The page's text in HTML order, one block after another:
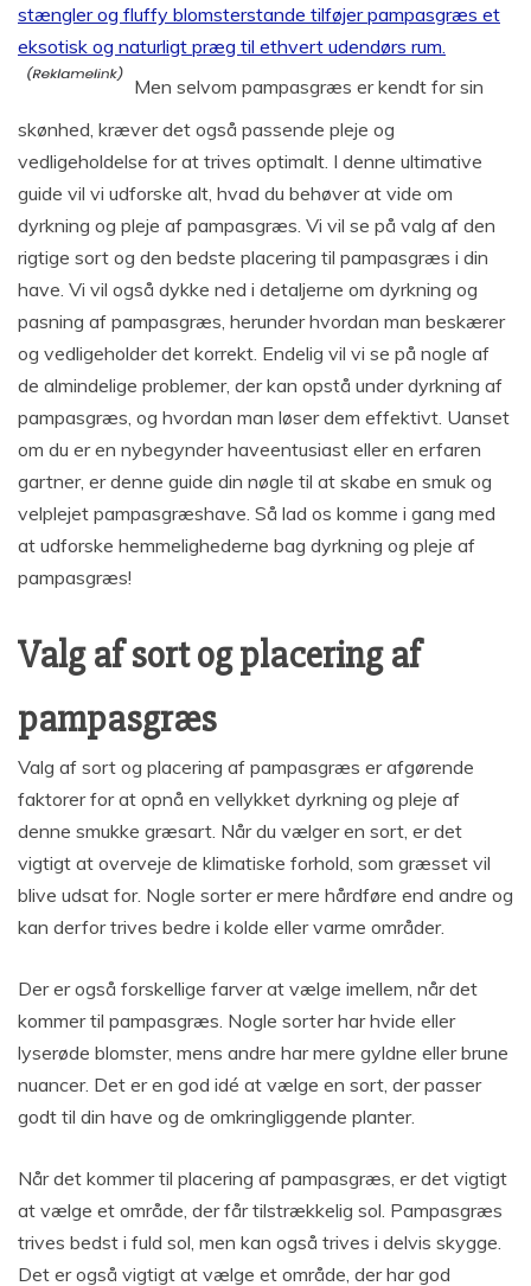
stængler og fluffy blomsterstande tilføjer pampasgræs et
eksotisk og naturligt præg til ethvert udendørs rum.
Men selvom pampasgræs er kendt for sin
skønhed, kræver det også passende pleje og
vedligeholdelse for at trives optimalt. I denne ultimative
guide vil vi udforske alt, hvad du behøver at vide om
dyrkning og pleje af pampasgræs. Vi vil se på valg af den
rigtige sort og den bedste placering til pampasgræs i din
have. Vi vil også dykke ned i detaljerne om dyrkning og
pasning af pampasgræs, herunder hvordan man beskærer
og vedligeholder det korrekt. Endelig vil vi se på nogle af
de almindelige problemer, der kan opstå under dyrkning af
pampasgræs, og hvordan man løser dem effektivt. Uanset
om du er en nybegynder haveentusiast eller en erfaren
gartner, er denne guide din nøgle til at skabe en smuk og
velplejet pampasgræshave. Så lad os komme i gang med
at udforske hemmelighederne bag dyrkning og pleje af
pampasgræs!
Valg af sort og placering af
pampasgræs
Valg af sort og placering af pampasgræs er afgørende
faktorer for at opnå en vellykket dyrkning og pleje af
denne smukke græsart. Når du vælger en sort, er det
vigtigt at overveje de klimatiske forhold, som græsset vil
blive udsat for. Nogle sorter er mere hårdføre end andre og
kan derfor trives bedre i kolde eller varme områder.
Der er også forskellige farver at vælge imellem, når det
kommer til pampasgræs. Nogle sorter har hvide eller
lyserøde blomster, mens andre har mere gyldne eller brune
nuancer. Det er en god idé at vælge en sort, der passer
godt til din have og de omkringliggende planter.
Når det kommer til placering af pampasgræs, er det vigtigt
at vælge et område, der får tilstrækkelig sol. Pampasgræs
trives bedst i fuld sol, men kan også trives i delvis skygge.
Det er også vigtigt at vælge et område, der har god